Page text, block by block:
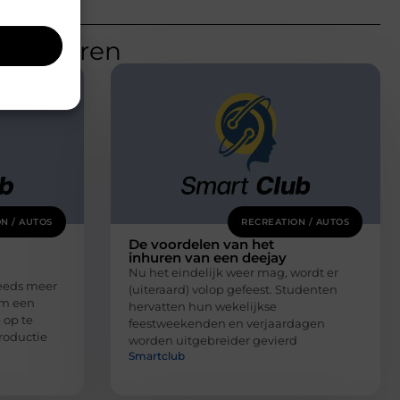
/ AUTOS
meer
een
te
RECREATION / AUTOS
De voordelen van het
inhuren van een deejay
Nu het eindelijk weer mag, wordt er
(uiteraard) volop gefeest. Studenten
hervatten hun wekelijkse
feestweekenden en verjaardagen
worden uitgebreider gevierd
Smartclub